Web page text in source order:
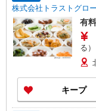
株式会社トラストグロ
有
る
キープ